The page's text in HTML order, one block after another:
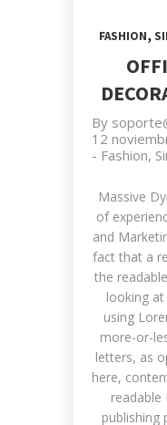
FASHION,
By
12
- Fashion,
Massive
of
and
fact that a
the
looking
using
more-or-
letters, as
here,
readable
publishing